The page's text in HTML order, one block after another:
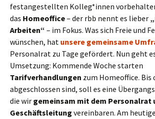
festangestellten Kolleg*innen
das Homeoffice– der rbb nennt es lieber
Arbeiten“ – im Fokus. Was sich Freie und
wünschen, hat unsere gemeinsame
Personalrat zu Tage gefördert. Nun geht
Umsetzung: Kommende Woche starten
Tarifverhandlungen zum Homeoffice. Bis
abgeschlossen sind, soll es eine
die wir gemeinsam mit dem Personalrat
Geschäftsleitung vereinbaren. Am